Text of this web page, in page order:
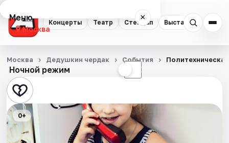
Концерты Театр Стендап Выставки
Меню ×
Москва
Концерты
Театр
Стендап
Выставки
Ночной режим ☾
Москва Дедушкин чердак События
0+